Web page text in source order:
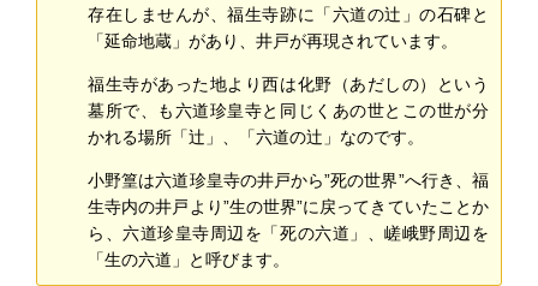
存在しませんが、福生寺跡に「六道の辻」の石碑と
「延命地蔵」があり、井戸が再現されています。
福生寺があった地より西は化野（あだしの）という
墓所で、も六道珍皇寺と同じくあの世とこの世が分
かれる場所「辻」、「六道の辻」なのです。
小野篁は六道珍皇寺の井戸から”死の世界”へ行き、福
生寺内の井戸より”生の世界”に戻ってきていたことか
ら、六道珍皇寺周辺を「死の六道」、嵯峨野周辺を
「生の六道」と呼びます。